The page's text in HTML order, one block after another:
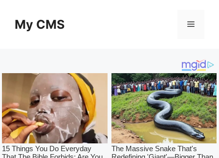
contentMy CMS Menu